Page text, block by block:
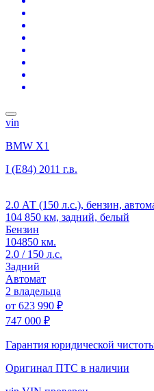
vin
BMW X1
I (E84) 2011 г.в.
2.0 АТ (150 л.с.), бензин,
104 850 км, задний, белый
Бензин
104850 км.
2.0 / 150 л.с.
Задний
Автомат
2 владельца
от 623 990 ₽
747 000 ₽
Гарантия юридической
Оригинал ПТС в наличии